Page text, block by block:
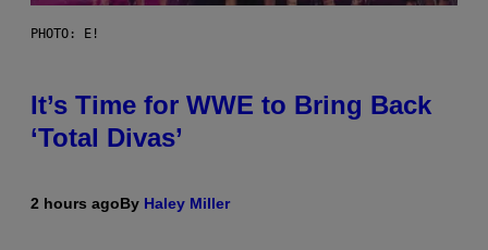
PHOTO: E!
It’s Time for WWE to Bring Back
‘Total Divas’
2 hours agoBy Haley Miller